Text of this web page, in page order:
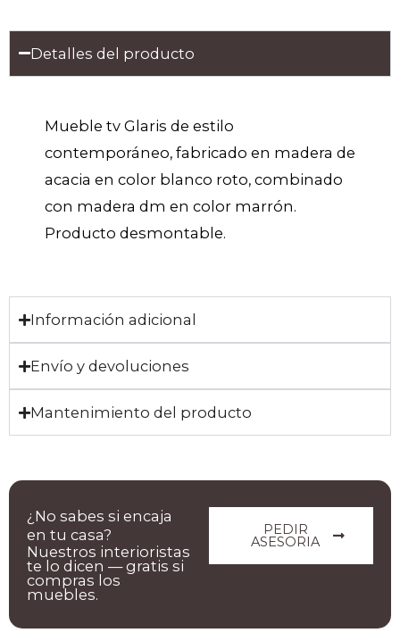
Detalles del producto
Mueble tv Glaris de estilo
contemporáneo, fabricado en madera de
acacia en color blanco roto, combinado
con madera dm en color marrón.
Producto desmontable.
Información adicional
Envío y devoluciones
Mantenimiento del producto
PEDIR
ASESORIA
¿No sabes si encaja
en tu casa?
Nuestros interioristas
te lo dicen — gratis si
compras los
muebles.